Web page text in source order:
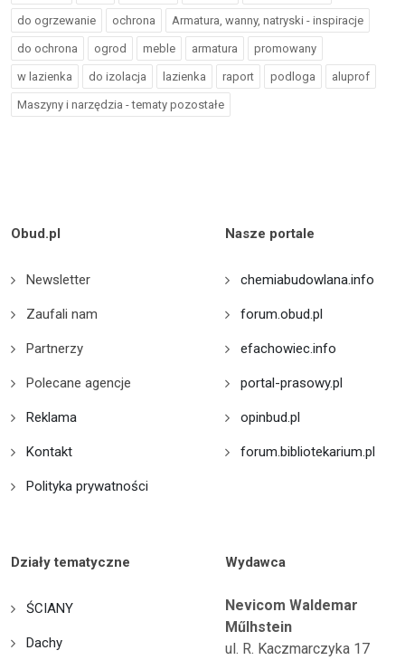
do ogrzewanie ochrona Armatura, wanny, natryski - inspiracje
do ochrona ogrod meble armatura promowany
w lazienka do izolacja lazienka raport podloga aluprof
Maszyny i narzędzia - tematy pozostałe
Obud.pl
Newsletter
Zaufali nam
Partnerzy
Polecane agencje
Reklama
Kontakt
Polityka prywatności
Nasze portale
chemiabudowlana.info
forum.obud.pl
efachowiec.info
portal-prasowy.pl
opinbud.pl
forum.bibliotekarium.pl
Działy tematyczne
ŚCIANY
Dachy
Wydawca
Nevicom Waldemar
Műlhstein
ul. R. Kaczmarczyka 17